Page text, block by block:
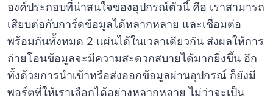
องค์ประกอบที่น่าสนใจของอุปกรณ์ตัวนี้ คือ เราสามารถ
เสียบต่อกับการ์ดข้อมูลได้หลากหลาย และเชื่อมต่อ
พร้อมกันทั้งหมด 2 แผ่นได้ในเวลาเดียวกัน ส่งผลให้การ
ถ่ายโอนข้อมูลจะมีความสะดวกสบายได้มากยิ่งขึ้น อีก
ทั้งด้วยการนำเข้าหรือส่งออกข้อมูลผ่านอุปกรณ์ ก็ยังมี
พอร์ตที่ให้เราเลือกได้อย่างหลากหลาย ไม่ว่าจะเป็น